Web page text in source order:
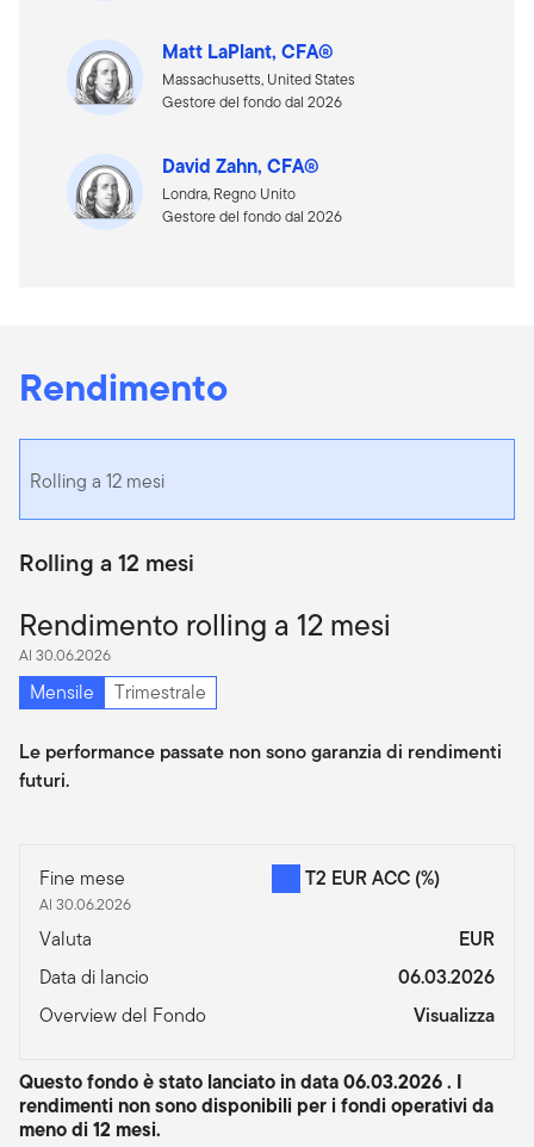
Matt LaPlant, CFA®
Massachusetts, United States
Gestore del fondo dal 2026
David Zahn, CFA®
Londra, Regno Unito
Gestore del fondo dal 2026
Rendimento
Rolling a 12 mesi
Rolling a 12 mesi
Rendimento rolling a 12 mesi
Al 30.06.2026
Mensile Trimestrale
Le performance passate non sono garanzia di rendimenti
futuri.
Fine mese
Al 30.06.2026
T2 EUR ACC (%)
Valuta
EUR
Data di lancio
06.03.2026
Overview del Fondo
Visualizza
Questo fondo è stato lanciato in data 06.03.2026 . I
rendimenti non sono disponibili per i fondi operativi da
meno di 12 mesi.